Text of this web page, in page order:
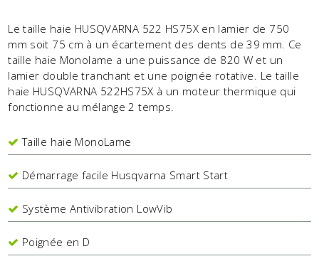
Le taille haie HUSQVARNA 522 HS75X en lamier de 750
mm soit 75 cm à un écartement des dents de 39 mm. Ce
taille haie Monolame a une puissance de 820 W et un
lamier double tranchant et une poignée rotative. Le taille
haie HUSQVARNA 522HS75X à un moteur thermique qui
fonctionne au mélange 2 temps.
Taille haie MonoLame
Démarrage facile Husqvarna Smart Start
Système Antivibration LowVib
Poignée en D